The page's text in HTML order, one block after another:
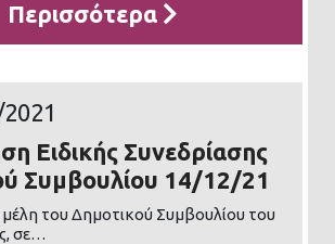
Περισσότερα
Ειδικής Συνεδρίασης
Συμβουλίου 14/12/21
του Δημοτικού Συμβουλίου του
σε…